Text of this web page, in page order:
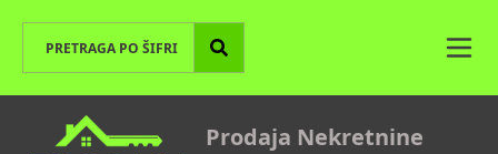
Prodaja Nekretnine